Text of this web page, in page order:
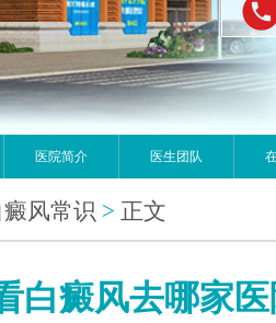
医院简介 医生团队
癜风常识 > 正文
白癜风去哪家